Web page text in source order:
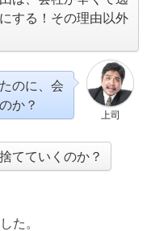
する！その理由以外
上司
のに、会
か？
てていくのか？
た。